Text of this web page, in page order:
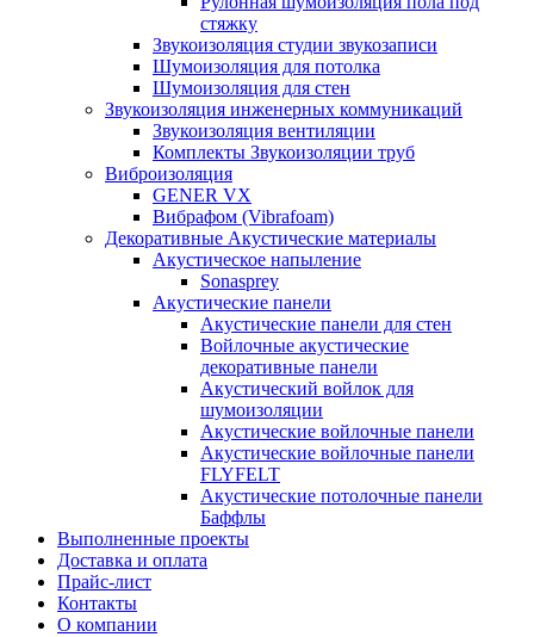
стяжку
Звукоизоляция студии звукозаписи
Шумоизоляция для потолка
Шумоизоляция для стен
Звукоизоляция инженерных коммуникаций
Звукоизоляция вентиляции
Комплекты Звукоизоляции труб
Виброизоляция
GENER VX
Вибрафом (Vibrafoam)
Декоративные Акустические материалы
Акустическое напыление
Sonasprey
Акустические панели
Акустические панели для стен
Войлочные акустические
декоративные панели
Акустический войлок для
шумоизоляции
Акустические войлочные панели
Акустические войлочные панели
FLYFELT
Акустические потолочные панели
Баффлы
Выполненные проекты
Доставка и оплата
Прайс-лист
Контакты
О компании